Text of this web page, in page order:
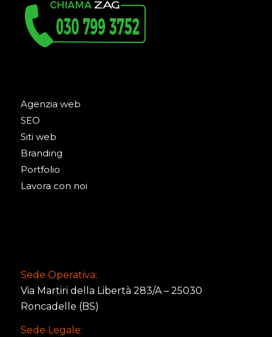
Agenzia web
SEO
Siti web
Branding
Portfolio
Lavora con noi
Sede Operativa:
Via Martiri della Libertà 283/A – 25030
Roncadelle (BS)
Sede Legale: